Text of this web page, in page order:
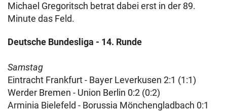
Michael Gregoritsch betrat dabei erst in der 89.
Minute das Feld.
Deutsche Bundesliga - 14. Runde
Samstag
Eintracht Frankfurt - Bayer Leverkusen 2:1 (1:1)
Werder Bremen - Union Berlin 0:2 (0:2)
Arminia Bielefeld - Borussia Mönchengladbach 0:1